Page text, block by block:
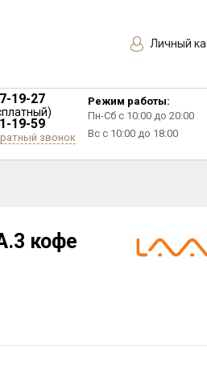
Личный
19-27
19-59
звонок
Режим работы:
Пн-Сб с 10:00 до 20:00
Вс с 10:00 до 18:00
кофе